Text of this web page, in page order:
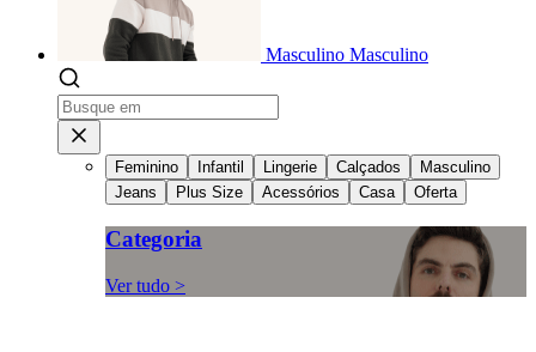
Masculino Masculino
Feminino Infantil Lingerie Calçados
Masculino
Jeans
Plus Size Acessórios Casa Oferta
Categoria
Ver tudo >